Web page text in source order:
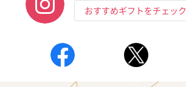
おすすめギフトをチェック